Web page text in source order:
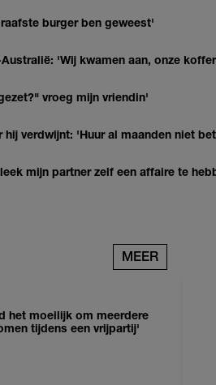
burger ben geweest'
'Wij kwamen aan, onze
vroeg mijn vriendin'
hij verdwijnt: 'Huur al maanden niet
mijn partner zelf een affaire te
MEER
het moeilijk om meerdere
tijdens een vrijpartij'